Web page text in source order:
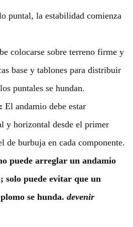
puntal, la estabilidad comienza
colocarse sobre terreno firme y
base y tablones para distribuir
puntales se hundan.
El andamio debe estar
y horizontal desde el primer
burbuja en cada componente.
puede arreglar un andamio
solo puede evitar que un
se hunda. devenir